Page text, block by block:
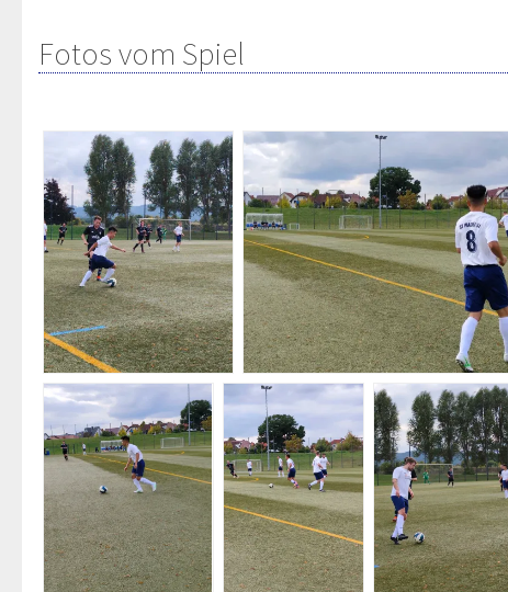
Fotos vom Spiel